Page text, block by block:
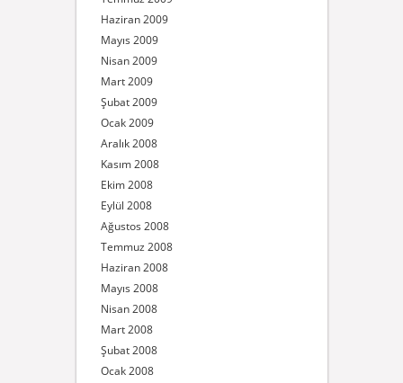
Haziran 2009
Mayıs 2009
Nisan 2009
Mart 2009
Şubat 2009
Ocak 2009
Aralık 2008
Kasım 2008
Ekim 2008
Eylül 2008
Ağustos 2008
Temmuz 2008
Haziran 2008
Mayıs 2008
Nisan 2008
Mart 2008
Şubat 2008
Ocak 2008